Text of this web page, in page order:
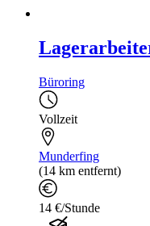
Büroring
Vollzeit
Munderfing
(14 km entfernt)
14 €/Stunde